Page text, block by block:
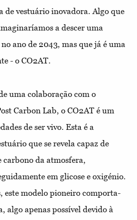
de vestuário inovadora. Algo que
a descer uma
ano de 2043, mas que já é uma
- o CO2AT.
uma colaboração com o
Carbon Lab, o CO2AT é um
de ser vivo. Esta é a
que se revela capaz de
carbono da atmosfera,
em glicose e oxigénio.
este modelo pioneiro comporta-
algo apenas possível devido à